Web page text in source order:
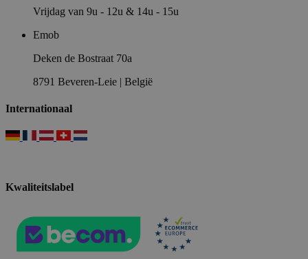
Vrijdag van 9u - 12u & 14u - 15u
Emob
Deken de Bostraat 70a
8791 Beveren-Leie | België
Internationaal
Kwaliteitslabel